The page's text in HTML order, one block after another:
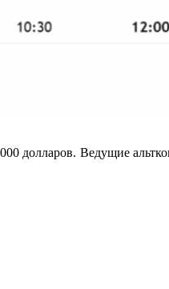
долларов. Ведущие